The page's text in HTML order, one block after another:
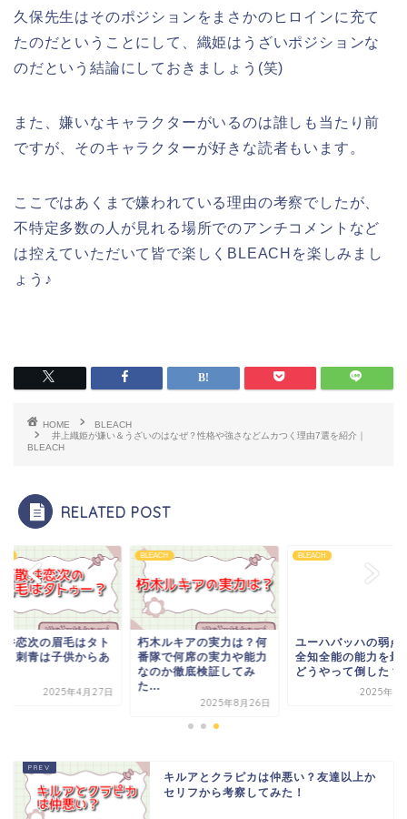
久保先生はそのポジションをまさかのヒロインに充て
たのだということにして、織姫はうざいポジションな
のだという結論にしておきましょう(笑)
また、嫌いなキャラクターがいるのは誰しも当たり前
ですが、そのキャラクターが好きな読者もいます。
ここではあくまで嫌われている理由の考察でしたが、
不特定多数の人が見れる場所でのアンチコメントなど
は控えていただいて皆で楽しくBLEACHを楽しみまし
ょう♪
HOME
BLEACH
井上織姫が嫌い＆うざいのはなぜ？性格や強さなどムカつく理由7選を紹介｜
BLEACH
RELATED POST
井恋次の眉毛はタト
？刺青は子供からあ
2025年4月27日
BLEACH
朽木ルキアの実力は？何
番隊で何席の実力や能力
なのか徹底検証してみ
た...
2025年8月26日
BLEACH
ユーハバッハの弱点
全知全能の能力を最
どうやって倒した？
2025年4
キルアとクラピカは仲悪い？友達以上か
セリフから考察してみた！